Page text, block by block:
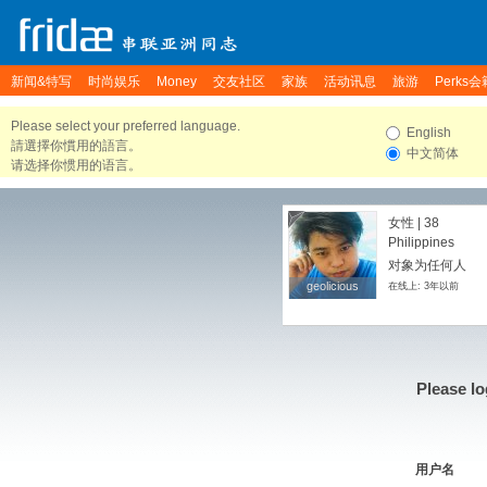
新闻&特写 时尚娱乐 Money 交友社区 家族 活动讯息 旅游 Perks会
Please select your preferred language.
請選擇你慣用的語言。
请选择你惯用的语言。
English
中文简体
geolicious
geolicious
女性 | 38
Philippines
对象为任何人
在线上: 3年以前
Please
用户名